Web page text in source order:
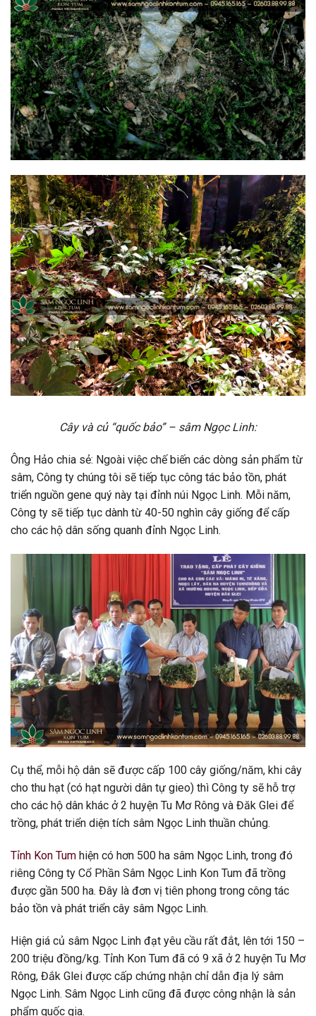
Cây và củ “quốc bảo” – sâm Ngọc Linh:
Ông Hảo chia sẻ: Ngoài việc chế biến các dòng sản phẩm từ
sâm, Công ty chúng tôi sẽ tiếp tục công tác bảo tồn, phát
triển nguồn gene quý này tại đỉnh núi Ngọc Linh. Mỗi năm,
Công ty sẽ tiếp tục dành từ 40-50 nghìn cây giống để cấp
cho các hộ dân sống quanh đỉnh Ngọc Linh.
Cụ thể, mỗi hộ dân sẽ được cấp 100 cây giống/năm, khi cây
cho thu hạt (có hạt người dân tự gieo) thì Công ty sẽ hỗ trợ
cho các hộ dân khác ở 2 huyện Tu Mơ Rông và Đăk Glei để
trồng, phát triển diện tích sâm Ngọc Linh thuần chủng.
Tỉnh Kon Tum hiện có hơn 500 ha sâm Ngọc Linh, trong đó
riêng Công ty Cổ Phần Sâm Ngọc Linh Kon Tum đã trồng
được gần 500 ha. Đây là đơn vị tiên phong trong công tác
bảo tồn và phát triển cây sâm Ngọc Linh.
Hiện giá củ sâm Ngọc Linh đạt yêu cầu rất đắt, lên tới 150 –
200 triệu đồng/kg. Tỉnh Kon Tum đã có 9 xã ở 2 huyện Tu Mơ
Rông, Đắk Glei được cấp chứng nhận chỉ dẫn địa lý sâm
Ngọc Linh. Sâm Ngọc Linh cũng đã được công nhận là sản
phẩm quốc gia.